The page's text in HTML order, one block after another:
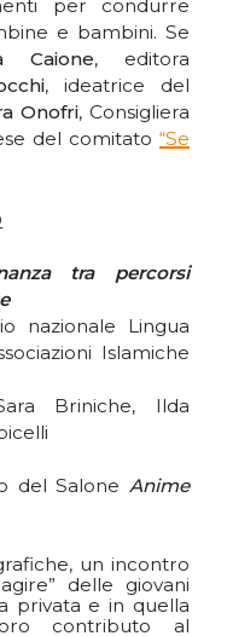
per condurre
e bambini. Se
Caione, editora
, ideatrice del
Onofri, Consigliera
del comitato “Se
tra percorsi
nazionale Lingua
Islamiche
Briniche, Ilda
del Salone Anime
un incontro
delle giovani
privata e in quella
contributo al